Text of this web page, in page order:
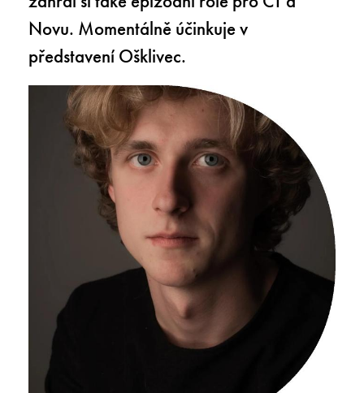
Novu. Momentálně účinkuje v
představení Ošklivec.